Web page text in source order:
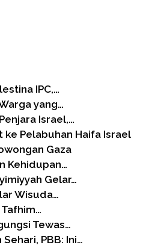
IPC,…
yang…
Israel,…
ke Pelabuhan Haifa Israel
Gaza
Kehidupan…
Gelar…
Wisuda…
Tafhim…
Tewas…
PBB: Ini…